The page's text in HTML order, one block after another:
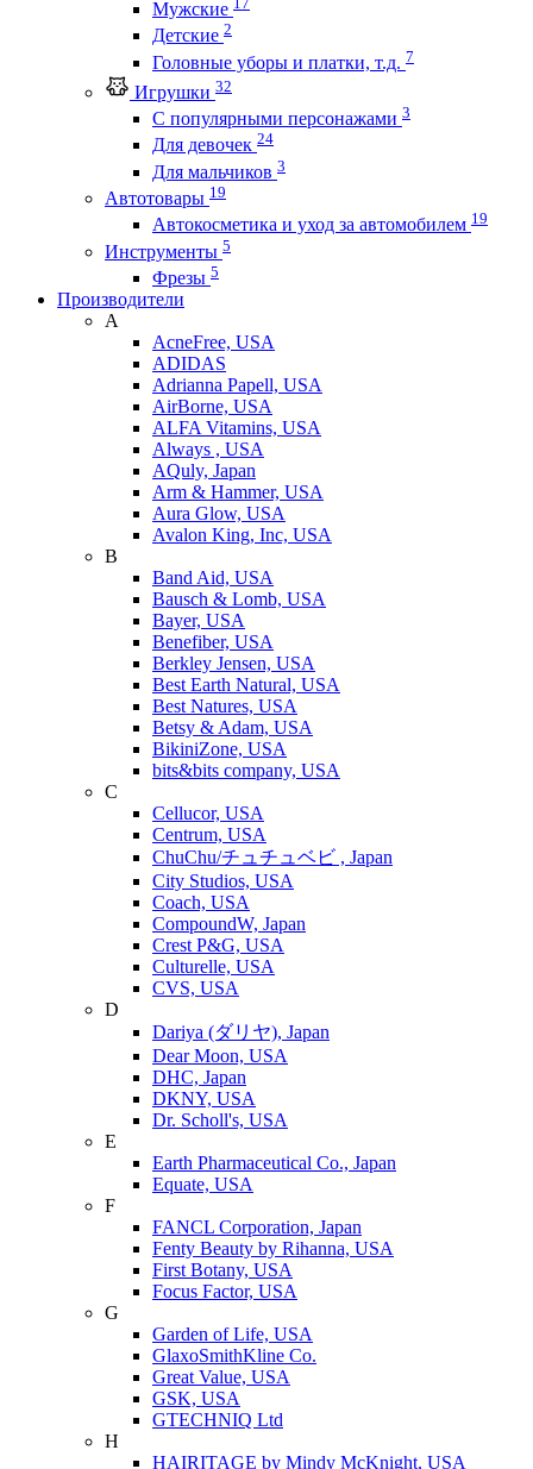
Мужские
Детские 2
Головные уборы и платки, т.д. 7
Игрушки 32
С популярными персонажами 3
Для девочек 24
Для мальчиков 3
Автотовары 19
Автокосметика и уход за автомобилем 19
Инструменты 5
Фрезы 5
Производители
A
AcneFree, USA
ADIDAS
Adrianna Papell, USA
AirBorne, USA
ALFA Vitamins, USA
Always , USA
AQuly, Japan
Arm & Hammer, USA
Aura Glow, USA
Avalon King, Inc, USA
B
Band Aid, USA
Bausch & Lomb, USA
Bayer, USA
Benefiber, USA
Berkley Jensen, USA
Best Earth Natural, USA
Best Natures, USA
Betsy & Adam, USA
BikiniZone, USA
bits&bits company, USA
C
Cellucor, USA
Centrum, USA
ChuChu/チュチュベビ , Japan
City Studios, USA
Coach, USA
CompoundW, Japan
Crest P&G, USA
Culturelle, USA
CVS, USA
D
Dariya (ダリヤ), Japan
Dear Moon, USA
DHC, Japan
DKNY, USA
Dr. Scholl's, USA
E
Earth Pharmaceutical Co., Japan
Equate, USA
F
FANCL Corporation, Japan
Fenty Beauty by Rihanna, USA
First Botany, USA
Focus Factor, USA
G
Garden of Life, USA
GlaxoSmithKline Co.
Great Value, USA
GSK, USA
GTECHNIQ Ltd
H
HAIRITAGE by Mindy McKnight, USA